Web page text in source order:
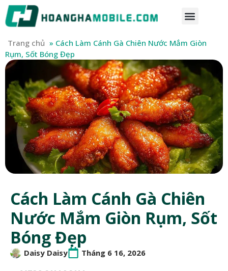
Trang chủ » Cách Làm Cánh Gà Chiên Nước Mắm Giòn
Rụm, Sốt Bóng Đẹp
Cách Làm Cánh Gà Chiên
Nước Mắm Giòn Rụm, Sốt
Bóng Đẹp
Daisy Daisy Tháng 6 16, 2026